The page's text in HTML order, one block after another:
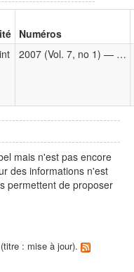
Numéros
2007 (Vol. 7, no 1) — …
mais n'est pas encore
des informations n'est
permettent de proposer
: mise à jour).